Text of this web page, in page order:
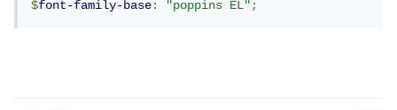
$font-family-base: "poppins EL";